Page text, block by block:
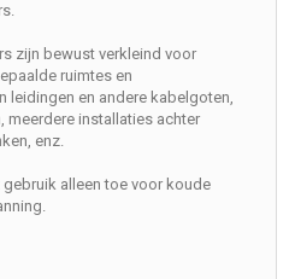
zijn bewust verkleind voor
ruimtes en
leidingen en andere kabelgoten,
meerdere installaties achter
enz.
gebruik alleen toe voor koude